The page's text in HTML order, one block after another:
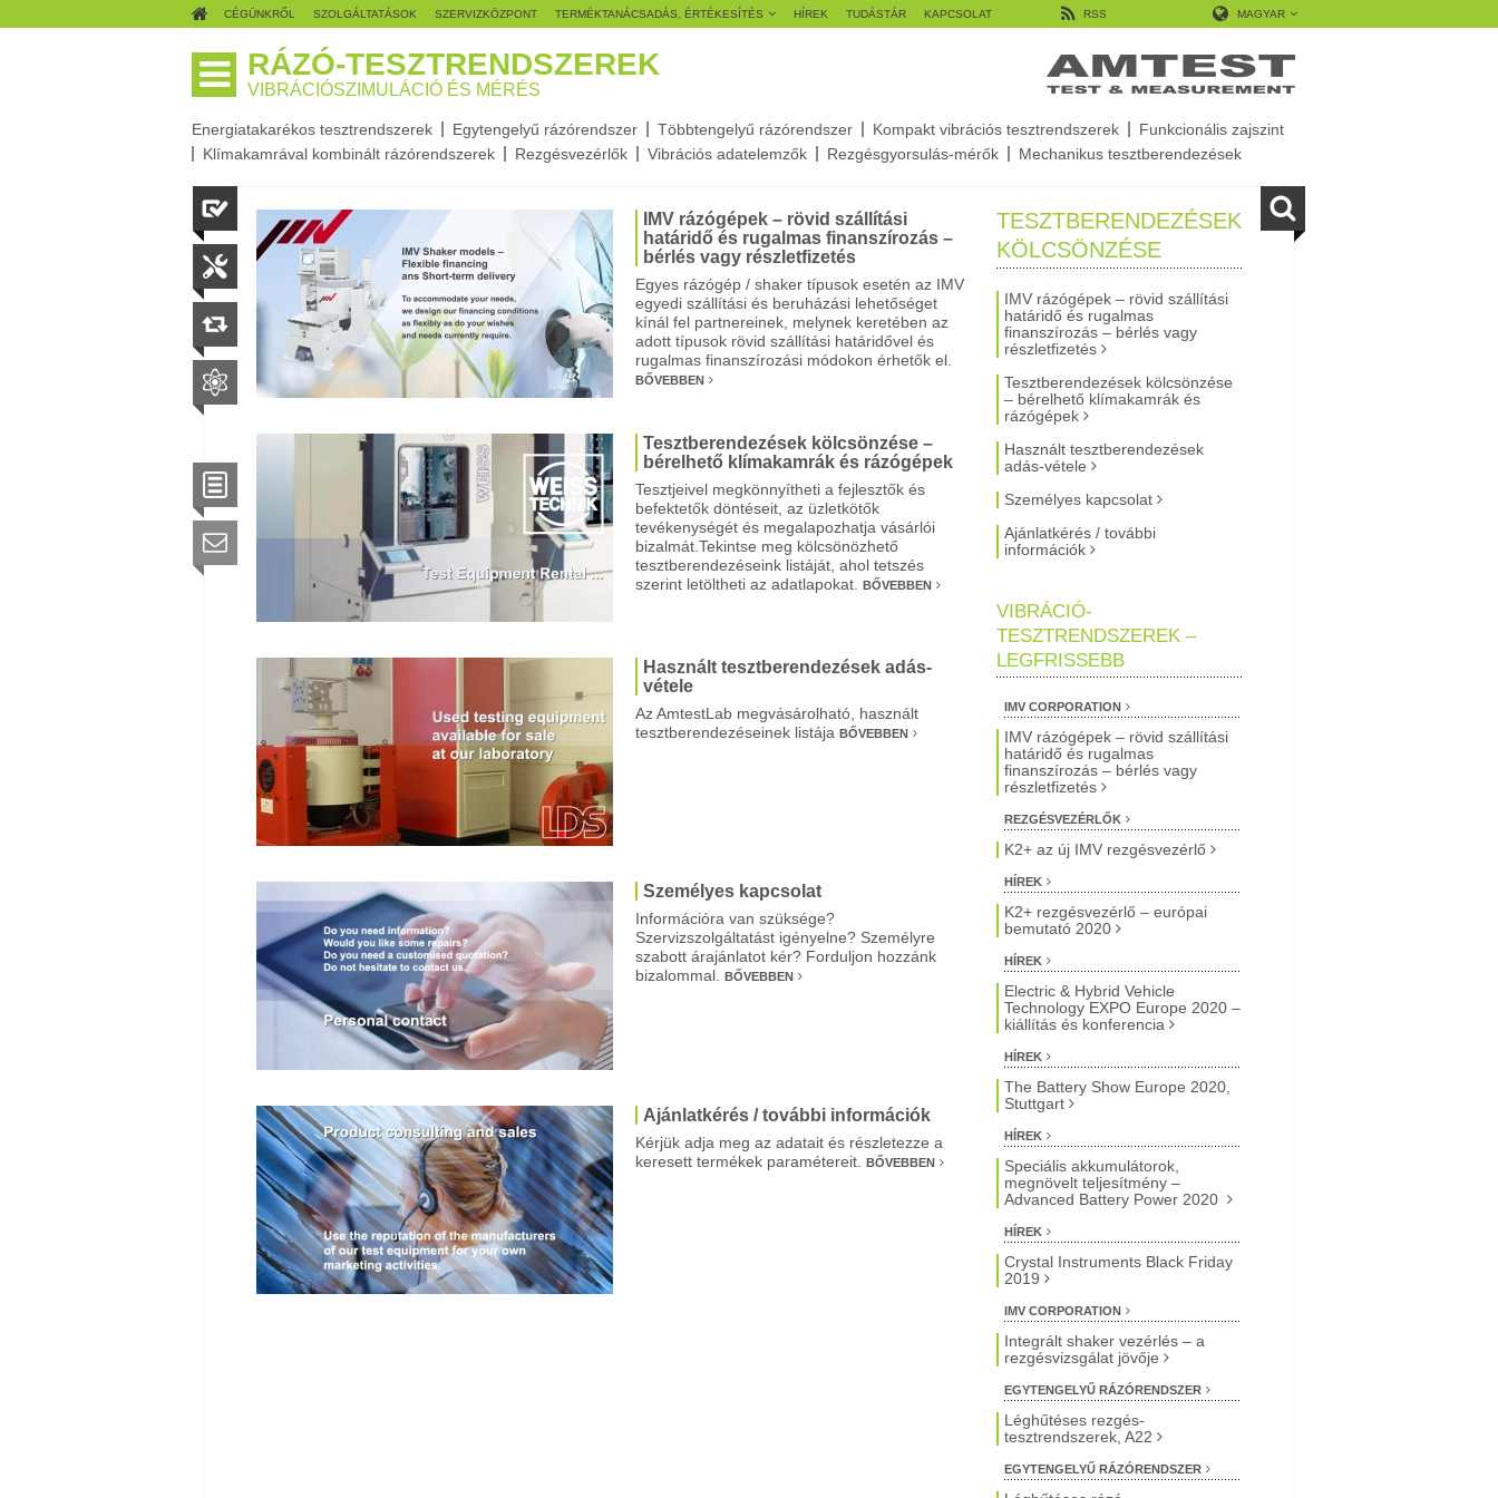
CÉGÜNKRŐL SZOLGÁLTATÁSOK SZERVIZKÖZPONT TERMÉKTANÁCSADÁS, ÉRTÉKESÍTÉS HÍREK TUDÁSTÁR KAPCSOLAT RSS MAGYAR
RÁZÓ-TESZTRENDSZEREK
VIBRÁCIÓSZIMULÁCIÓ ÉS MÉRÉS
Energiatakarékos tesztrendszerek Egytengelyű rázórendszer Többtengelyű rázórendszer Kompakt vibrációs tesztrendszerek
Funkcionális zajszint
Klímakamrával kombinált rázórendszerek
Rezgésvezérlők Vibrációs adatelemzők Rezgésgyorsulás-mérők Mechanikus tesztberendezések
IMV rázógépek – rövid szállítási
határidő és rugalmas finanszírozás –
bérlés vagy részletfizetés
Egyes rázógép / shaker típusok esetén az IMV
egyedi szállítási és beruházási lehetőséget
kínál fel partnereinek, melynek keretében az
adott típusok rövid szállítási határidővel és
rugalmas finanszírozási módokon érhetők el.
BŐVEBBEN
Tesztberendezések kölcsönzése –
bérelhető klímakamrák és rázógépek
Tesztjeivel megkönnyítheti a fejlesztők és
befektetők döntéseit, az üzletkötők
tevékenységét és megalapozhatja vásárlói
bizalmát.Tekintse meg kölcsönözhető
tesztberendezéseink listáját, ahol tetszés
szerint letöltheti az adatlapokat.
BŐVEBBEN
Használt tesztberendezések adás-
vétele
Az AmtestLab megvásárolható, használt
tesztberendezéseinek listája BŐVEBBEN
Személyes kapcsolat
Információra van szüksége?
Szervizszolgáltatást igényelne? Személyre
szabott árajánlatot kér? Forduljon hozzánk
bizalommal.
BŐVEBBEN
Ajánlatkérés / további információk
Kérjük adja meg az adatait és részletezze a
keresett termékek paramétereit.
BŐVEBBEN
TESZTBERENDEZÉSEK
KÖLCSÖNZÉSE
IMV rázógépek – rövid szállítási
határidő és rugalmas
finanszírozás – bérlés vagy
részletfizetés
Tesztberendezések kölcsönzése
– bérelhető klímakamrák és
rázógépek
Használt tesztberendezések
adás-vétele
Személyes kapcsolat
Ajánlatkérés / további
információk
VIBRÁCIÓ-
TESZTRENDSZEREK –
LEGFRISSEBB
IMV CORPORATION
IMV rázógépek – rövid szállítási
határidő és rugalmas
finanszírozás – bérlés vagy
részletfizetés
REZGÉSVEZÉRLŐK
K2+ az új IMV rezgésvezérlő
HÍREK
K2+ rezgésvezérlő – európai
bemutató 2020
HÍREK
Electric & Hybrid Vehicle
Technology EXPO Europe 2020 –
kiállítás és konferencia
HÍREK
The Battery Show Europe 2020,
Stuttgart
HÍREK
Speciális akkumulátorok,
megnövelt teljesítmény –
Advanced Battery Power 2020
HÍREK
Crystal Instruments Black Friday
2019
IMV CORPORATION
Integrált shaker vezérlés – a
rezgésvizsgálat jövője
EGYTENGELYŰ RÁZÓRENDSZER
Léghűtéses rezgés-
tesztrendszerek, A22
EGYTENGELYŰ RÁZÓRENDSZER